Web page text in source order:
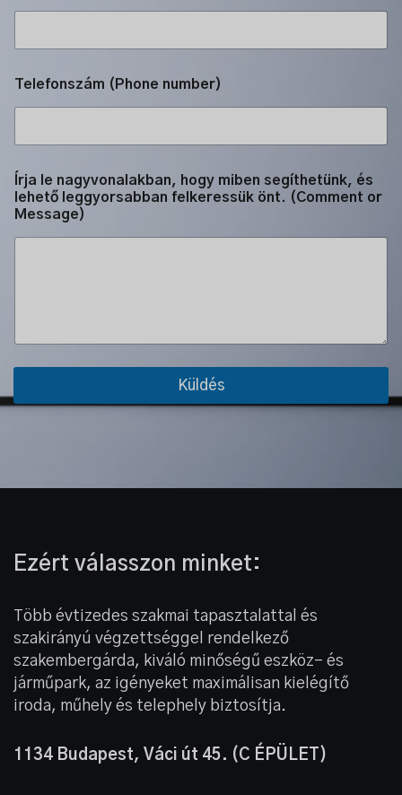
Telefonszám (Phone number)
s
Í
r
j
r
a
Írja le nagyvonalakban, hogy miben segíthetünk, és
lehető leggyorsabban felkeressük önt. (Comment or
Message)
Küldés
Ezért válasszon minket:
Több évtizedes szakmai tapasztalattal és
szakirányú végzettséggel rendelkező
szakembergárda, kiváló minőségű eszköz- és
járműpark, az igényeket maximálisan kielégítő
iroda, műhely és telephely biztosítja.
1134 Budapest, Váci út 45. (C ÉPÜLET)